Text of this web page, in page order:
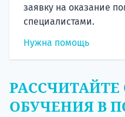
заявку на оказание
специалистами.
Нужна помощь
ОБУЧЕНИЯ В